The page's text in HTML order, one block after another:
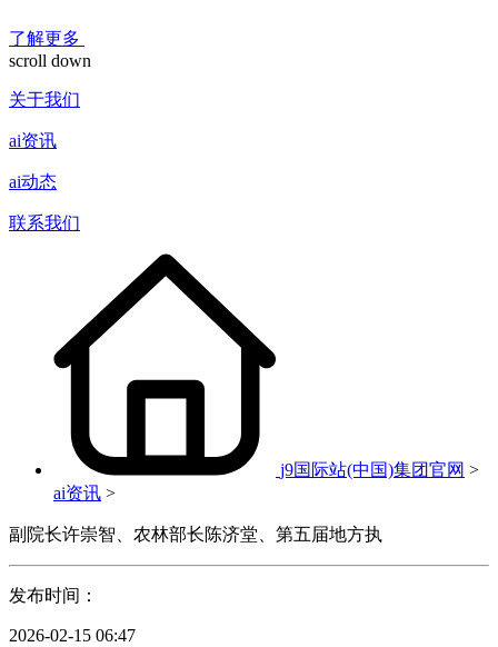
了解更多
scroll down
关于我们
ai资讯
ai动态
联系我们
j9国际站(中国)集团官网 >
ai资讯 >
副院长许崇智、农林部长陈济堂、第五届地方执
发布时间：
2026-02-15 06:47